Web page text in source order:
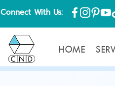
Connect With Us:
HOME